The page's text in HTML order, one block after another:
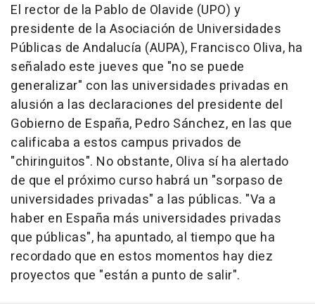
El rector de la Pablo de Olavide (UPO) y
presidente de la Asociación de Universidades
Públicas de Andalucía (AUPA), Francisco Oliva, ha
señalado este jueves que "no se puede
generalizar" con las universidades privadas en
alusión a las declaraciones del presidente del
Gobierno de España, Pedro Sánchez, en las que
calificaba a estos campus privados de
"chiringuitos". No obstante, Oliva sí ha alertado
de que el próximo curso habrá un "sorpaso de
universidades privadas" a las públicas. "Va a
haber en España más universidades privadas
que públicas", ha apuntado, al tiempo que ha
recordado que en estos momentos hay diez
proyectos que "están a punto de salir".